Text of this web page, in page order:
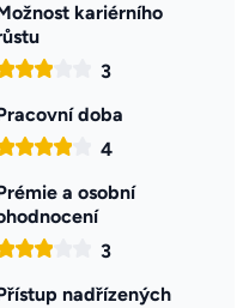
kariérního
3
doba
4
a osobní
3
nadřízených